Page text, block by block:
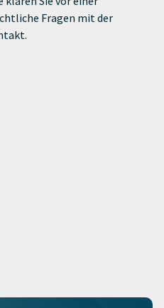
Fragen mit der